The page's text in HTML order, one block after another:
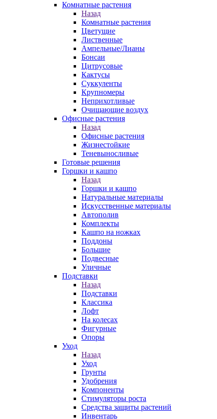
Комнатные растения
Назад
Комнатные растения
Цветущие
Лиственные
Ампельные/Лианы
Бонсаи
Цитрусовые
Кактусы
Суккуленты
Крупномеры
Неприхотливые
Очищающие воздух
Офисные растения
Назад
Офисные растения
Жизнестойкие
Теневыносливые
Готовые решения
Горшки и кашпо
Назад
Горшки и кашпо
Натуральные материалы
Искусственные материалы
Автополив
Комплекты
Кашпо на ножках
Поддоны
Большие
Подвесные
Уличные
Подставки
Назад
Подставки
Классика
Лофт
На колесах
Фигурные
Опоры
Уход
Назад
Уход
Грунты
Удобрения
Компоненты
Стимуляторы роста
Средства защиты растений
Инвентарь